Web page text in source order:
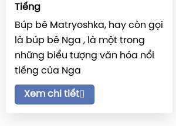
Tiếng
Búp bê Matryoshka, hay còn gọi
là búp bê Nga , là một trong
những biểu tượng văn hóa nổi
tiếng của Nga
Xem chi tiết